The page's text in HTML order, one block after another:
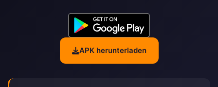
APK herunterladen